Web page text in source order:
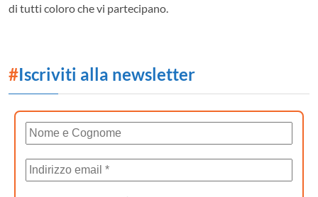
di tutti coloro che vi partecipano.
#Iscriviti alla newsletter